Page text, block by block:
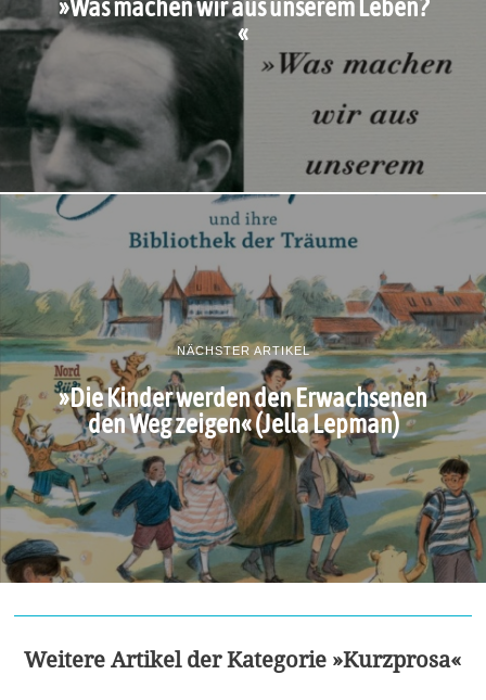
»Was machen wir aus unserem Leben?
«
NÄCHSTER ARTIKEL
»Die Kinder werden den Erwachsenen
den Weg zeigen« (Jella Lepman)
Weitere Artikel der Kategorie »Kurzprosa«